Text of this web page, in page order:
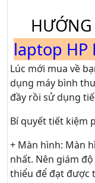
laptop HP
Lúc mới mua về
dụng máy bình
đầy rồi sử dụng
Bí quyết tiết kiệm
+ Màn hình: Màn
nhất. Nên giám
thiểu để đạt được